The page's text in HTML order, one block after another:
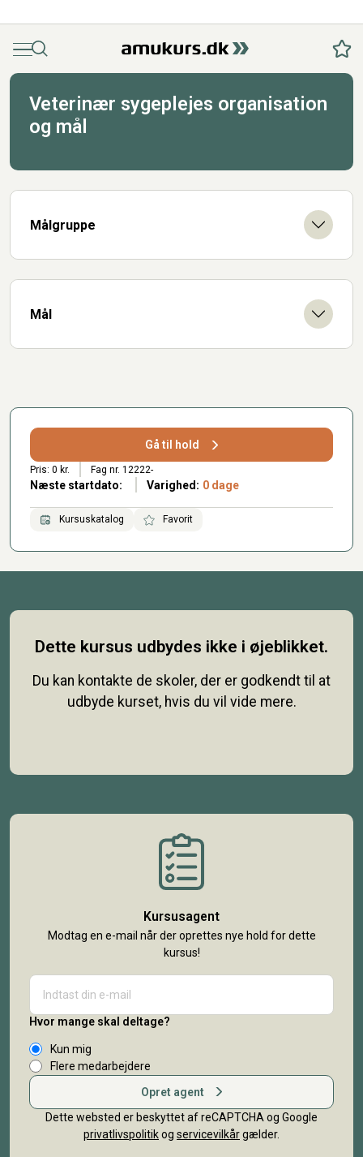
MenuSøg
Veterinær sygeplejes organisation
og mål
Målgruppe
Mål
Gå til hold
Pris: 0 kr. Fag nr. 12222-
Næste startdato: Varighed: 0 dage
Kursuskatalog Favorit
Dette kursus udbydes ikke i øjeblikket.
Du kan kontakte de skoler, der er godkendt til at
udbyde kurset, hvis du vil vide mere.
Kursusagent
Modtag en e-mail når der oprettes nye hold for dette
kursus!
Hvor mange skal deltage?
Kun mig
Flere medarbejdere
Opret agent
Dette websted er beskyttet af reCAPTCHA og Google
privatlivspolitikog servicevilkårgælder.